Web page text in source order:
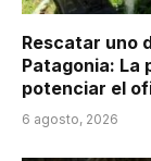
Rescatar uno
Patagonia: La
potenciar el
6 agosto, 2026